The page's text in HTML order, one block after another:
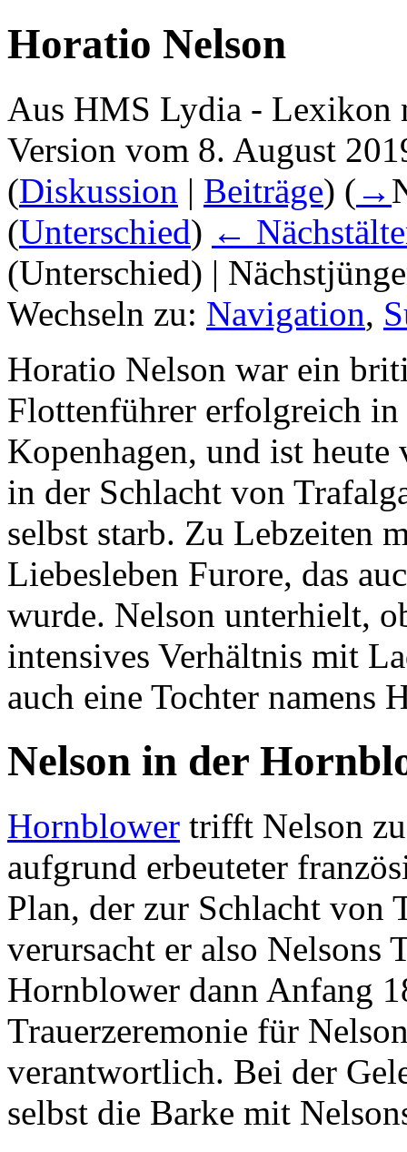
Horatio Nelson
Aus HMS Lydia - Lexikon
Version vom 8. August
(Diskussion | Beiträge) ( →
(Unterschied) ←
(Unterschied) |
Wechseln zu: Navigation,
Horatio Nelson war ein
Flottenführer erfolgreich
Kopenhagen, und ist
in der Schlacht von
selbst starb. Zu Lebzeiten
Liebesleben Furore, das
wurde. Nelson unterhielt,
intensives Verhältnis mit
auch eine Tochter namens
Nelson in der
Hornblower trifft Nelson
aufgrund erbeuteter
Plan, der zur Schlacht von
verursacht er also Nelsons
Hornblower dann Anfang
Trauerzeremonie für
verantwortlich. Bei der
selbst die Barke mit